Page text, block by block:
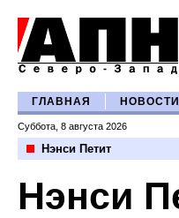
ГЛАВНАЯ НОВОСТИ
Суббота, 8 августа 2026
Нэнси Петит
Нэнси